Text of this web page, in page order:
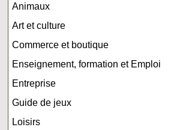
Animaux
Art et culture
Commerce et boutique
Enseignement, formation et Emploi
Entreprise
Guide de jeux
Loisirs